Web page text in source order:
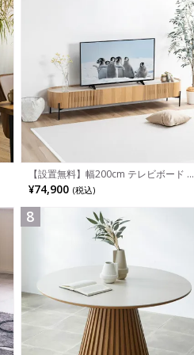
【設置無料】幅200cm テレビボード 木
製 テレビ台 収納 TV台 おしゃれ 格子 ロ
ーボード 引き出し 脚付き 北欧 モダン
ンバブル
¥74,900 (税込)
8